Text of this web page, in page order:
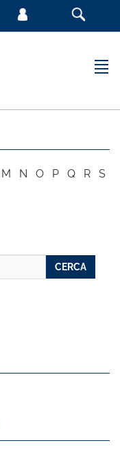
M N O P Q R S
CERCA